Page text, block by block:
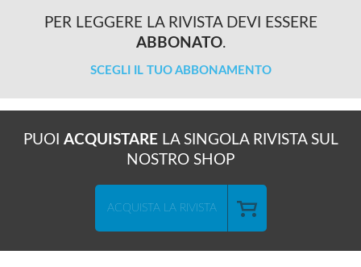
PER LEGGERE LA RIVISTA DEVI ESSERE
ABBONATO.
SCEGLI IL TUO ABBONAMENTO
PUOI ACQUISTARELA SINGOLA RIVISTA SUL
NOSTRO SHOP
ACQUISTA LA RIVISTA